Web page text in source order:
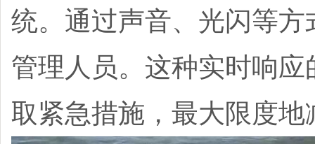
统。通过声音、光闪等
管理人员。这种实时响
取紧急措施，最大限度